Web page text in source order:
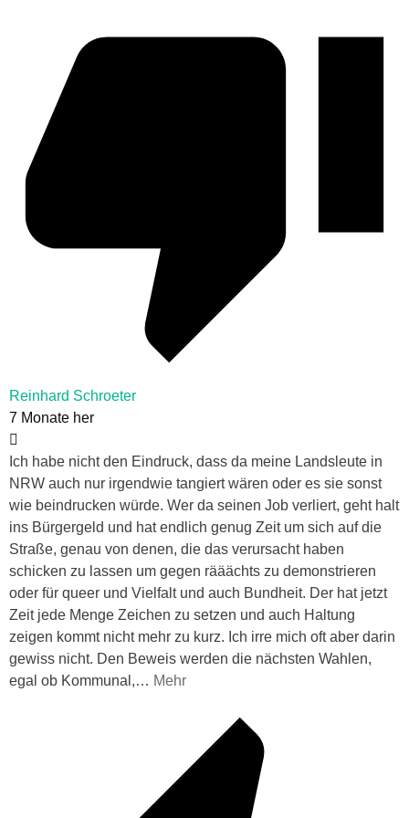
Reinhard Schroeter
7 Monate her
Ich habe nicht den Eindruck, dass da meine Landsleute in
NRW auch nur irgendwie tangiert wären oder es sie sonst
wie beindrucken würde. Wer da seinen Job verliert, geht halt
ins Bürgergeld und hat endlich genug Zeit um sich auf die
Straße, genau von denen, die das verursacht haben
schicken zu lassen um gegen rääächts zu demonstrieren
oder für queer und Vielfalt und auch Bundheit. Der hat jetzt
Zeit jede Menge Zeichen zu setzen und auch Haltung
zeigen kommt nicht mehr zu kurz. Ich irre mich oft aber darin
gewiss nicht. Den Beweis werden die nächsten Wahlen,
egal ob Kommunal,… Mehr